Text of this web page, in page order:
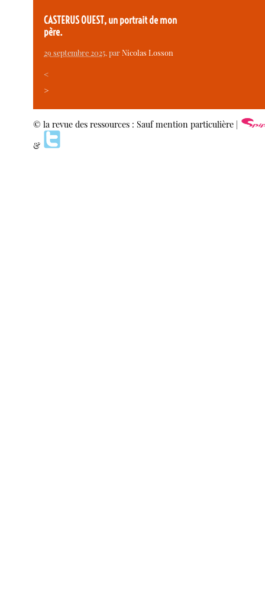
CASTERUS OUEST, un portrait de mon
père.
29 septembre 2025, parNicolas Losson
<
>
© la revue des ressources : Sauf mention particulière |
&